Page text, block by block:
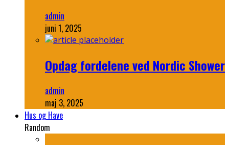
admin
juni 1, 2025
Opdag fordelene ved Nordic Shower
admin
maj 3, 2025
Hus og Have
Random